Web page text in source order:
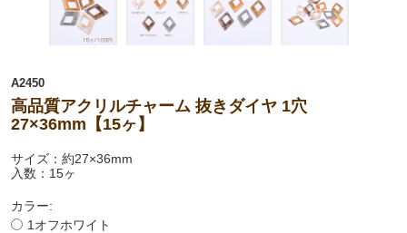
A2450
高品質アクリルチャーム 抜きダイヤ 1穴
27×36mm【15ヶ】
サイズ：約27×36mm
入数：15ヶ
カラー:
1オフホワイト